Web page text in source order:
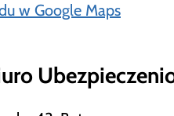
w Google Maps